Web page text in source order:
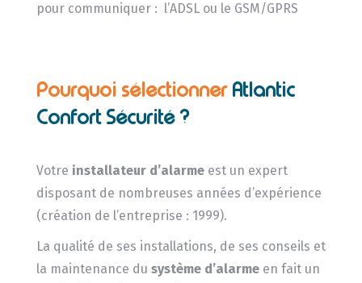
pour communiquer : l’ADSL ou le GSM/GPRS
Pourquoi sélectionner Atlantic
Confort Sécurité ?
Votre installateur d’alarmeest un expert
disposant de nombreuses années d’expérience
(création de l’entreprise : 1999).
La qualité de ses installations, de ses conseils et
la maintenance du système d’alarmeen fait un